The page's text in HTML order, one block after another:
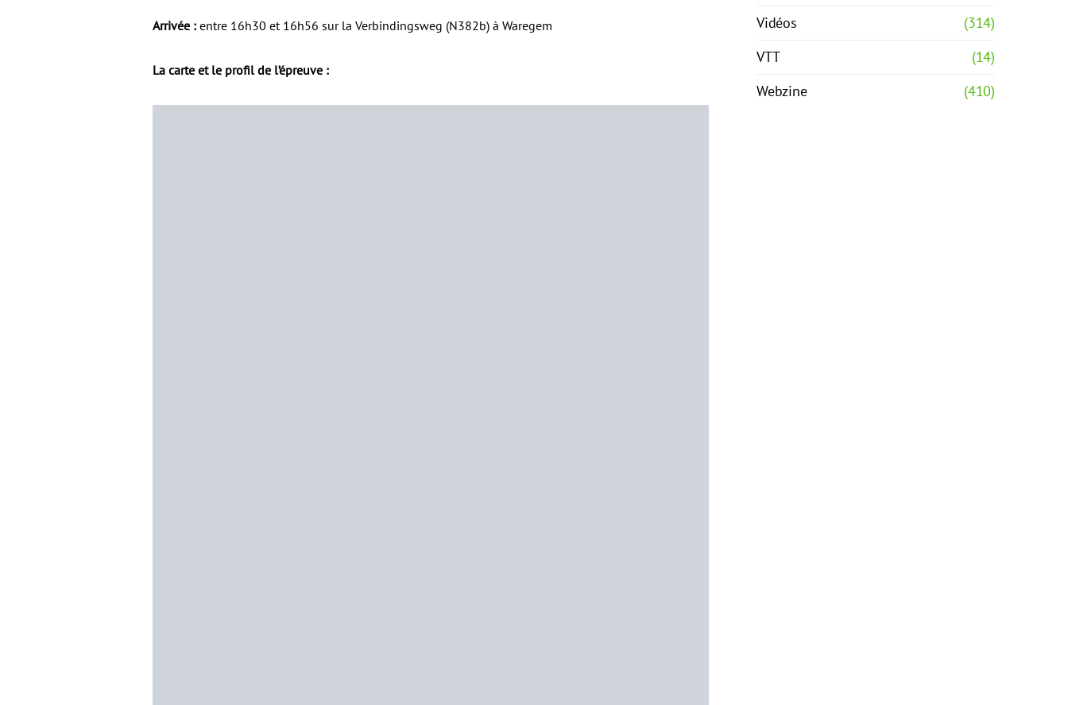
Arrivée : entre 16h30 et 16h56 sur la Verbindingsweg (N382b) à Waregem
La carte et le profil de l’épreuve :
Vidéos
(314)
VTT
(14)
Webzine
(410)